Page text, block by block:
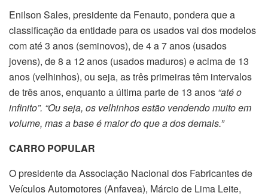
Enilson Sales, presidente da Fenauto, pondera que a
classificação da entidade para os usados vai dos modelos
com até 3 anos (seminovos), de 4 a 7 anos (usados
jovens), de 8 a 12 anos (usados maduros) e acima de 13
anos (velhinhos), ou seja, as três primeiras têm intervalos
de três anos, enquanto a última parte de 13 anos “até o
infinito”. “Ou seja, os velhinhos estão vendendo muito em
volume, mas a base é maior do que a dos demais.”
CARRO POPULAR
O presidente da Associação Nacional dos Fabricantes de
Veículos Automotores (Anfavea), Márcio de Lima Leite,